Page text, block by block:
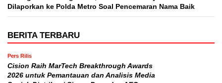
Dilaporkan ke Polda Metro Soal Pencemaran Nama Baik
BERITA TERBARU
Pers Rilis
Cision Raih MarTech Breakthrough Awards
2026 untuk Pemantauan dan Analisis Media